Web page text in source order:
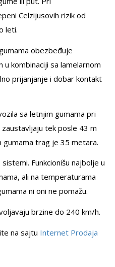
Celzijusovih rizik od
leti.
obezbeđuje
u kombinaciji sa lamelarnom
prijanjanje i dobar kontakt
sa letnjim gumama pri
tek posle 43 m
gumama trag je 35 metara.
Funkcionišu najbolje u
ali na temperaturama
ni oni ne pomažu.
brzine do 240 km/h.
na sajtu Internet Prodaja